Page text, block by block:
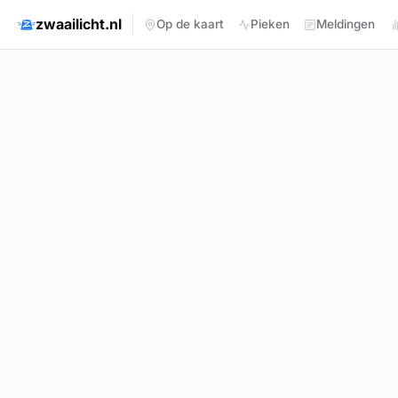
zwaailicht.nl Op de kaart Pieken Meldingen